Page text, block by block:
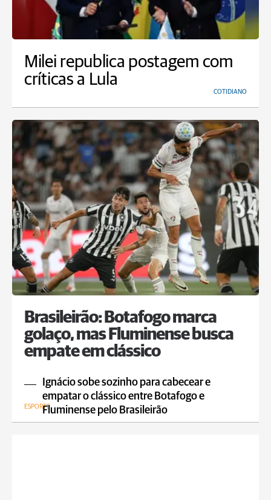
Milei republica postagem com
críticas a Lula
COTIDIANO
Brasileirão: Botafogo marca
golaço, mas Fluminense busca
empate em clássico
Ignácio sobe sozinho para cabecear e
empatar o clássico entre Botafogo e
Fluminense pelo Brasileirão
ESPORTE